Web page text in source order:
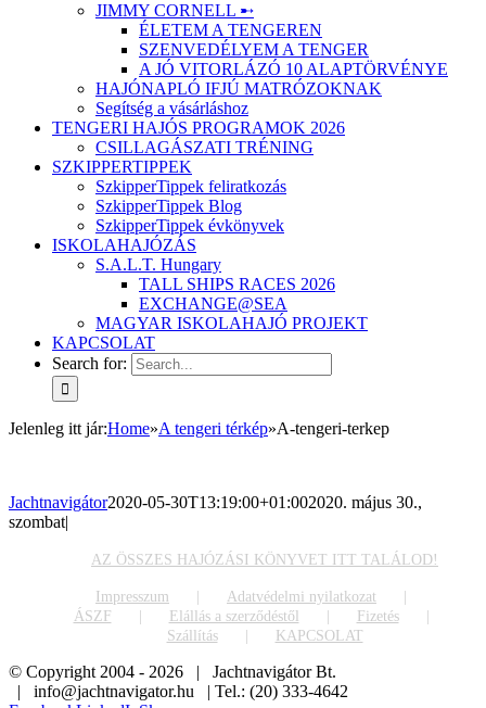
JIMMY CORNELL ➸
ÉLETEM A TENGEREN
SZENVEDÉLYEM A TENGER
A JÓ VITORLÁZÓ 10 ALAPTÖRVÉNYE
HAJÓNAPLÓ IFJÚ MATRÓZOKNAK
Segítség a vásárláshoz
TENGERI HAJÓS PROGRAMOK 2026
CSILLAGÁSZATI TRÉNING
SZKIPPERTIPPEK
SzkipperTippek feliratkozás
SzkipperTippek Blog
SzkipperTippek évkönyvek
ISKOLAHAJÓZÁS
S.A.L.T. Hungary
TALL SHIPS RACES 2026
EXCHANGE@SEA
MAGYAR ISKOLAHAJÓ PROJEKT
KAPCSOLAT
Search for:
Jelenleg itt jár:Home»A tengeri térkép»A-tengeri-terkep
Jachtnavigátor2020-05-30T13:19:00+01:002020. május 30.,
szombat|
AZ ÖSSZES HAJÓZÁSI KÖNYVET ITT TALÁLOD!
Impresszum
Adatvédelmi nyilatkozat
ÁSZF
Elállás a szerződéstől
Fizetés
Szállítás
KAPCSOLAT
© Copyright 2004 - 2026 | Jachtnavigátor Bt.
| info@jachtnavigator.hu | Tel.: (20) 333-4642